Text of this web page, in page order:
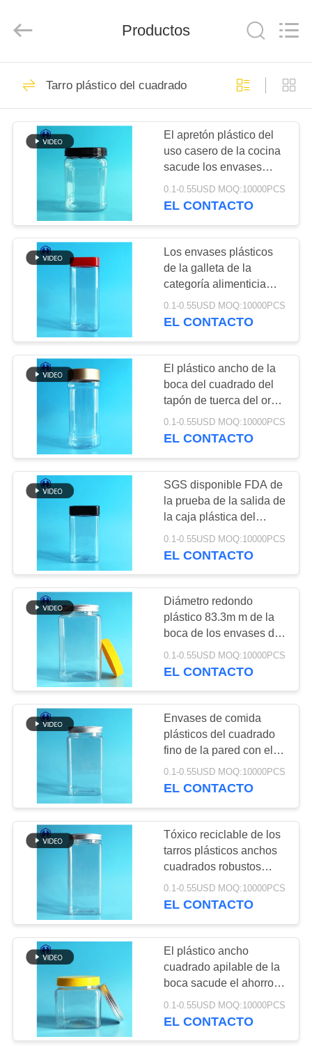
CASA
PRODUCTOS
SOBRE
NOSOTROS
RECORRIDO
FÁBRICA
CONTROL
DE
CALIDAD
CONTACTA
CON
NOSOTROS
NOTICIAS
CASOS
DE
TRABAJO
BLOG
SOLICITAR
UNA CITA
MAPA
DEL
POLÍTICA
DE
PRIVACIDAD
Packing
Products
Tarro del envase de
plástico
514
Tarro plástico de la
especia
40
Tarro plástico del
cuadrado
29
El ANIMAL
DOMÉSTICO puede
203
Latas de soda
plásticas
Botella del ANIMAL
DOMÉSTICO de la
salsa
10
Envases de plástico
de IML
50
Productos
Tarro plástico del cuadrado
El apretón plástico del
uso casero de la cocina
sacude los envases
plásticos ligeros de la
galleta
0.1-0.55USD MOQ:10000PCS
EL CONTACTO
Los envases plásticos
de la galleta de la
categoría alimenticia
secan las latas Nuts del
plástico transparente del
0.1-0.55USD MOQ:10000PCS
EL CONTACTO
El plástico ancho de la
boca del cuadrado del
tapón de tuerca del oro
sacude el empaquetado
del grano de café
0.1-0.55USD MOQ:10000PCS
EL CONTACTO
SGS disponible FDA de
la prueba de la salida de
la caja plástica del
acondicionamiento de
los alimentos certificado
0.1-0.55USD MOQ:10000PCS
EL CONTACTO
Diámetro redondo
plástico 83.3m m de la
boca de los envases de
comida del cuadrado de
aluminio del casquillo
0.1-0.55USD MOQ:10000PCS
EL CONTACTO
Envases de comida
plásticos del cuadrado
fino de la pared con el
tapón de tuerca de
aluminio
0.1-0.55USD MOQ:10000PCS
EL CONTACTO
Tóxico reciclable de los
tarros plásticos anchos
cuadrados robustos
durables de la boca no
0.1-0.55USD MOQ:10000PCS
EL CONTACTO
El plástico ancho
cuadrado apilable de la
boca sacude el ahorro
de espacio
completamente
0.1-0.55USD MOQ:10000PCS
EL CONTACTO